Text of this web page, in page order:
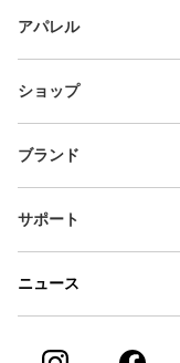
アパレル
ショップ
ブランド
サポート
ニュース